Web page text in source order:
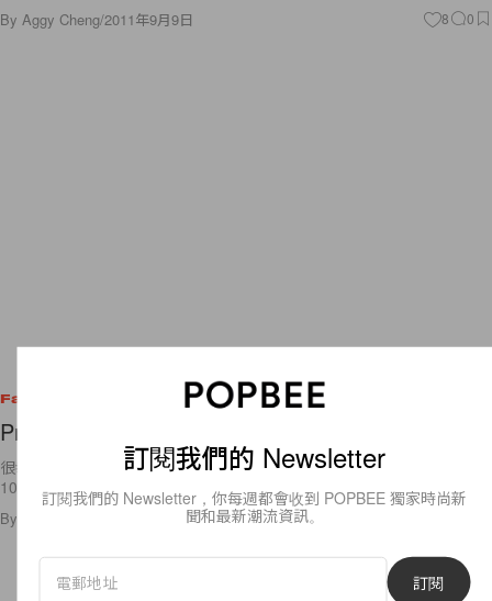
By Aggy Cheng/2011年9月9日 8 0
Fashion
Preen Pre-Fall 2011 Collection
很幸運地，我中秋假期要前往北京，看了一下氣象預報發現天氣居然只有
10幾度，好開心總算可以出動一些薄外套了！隨著 Fashion Week
By
訂閱我們的 Newsletter
訂閱我們的 Newsletter，你每週都會收到 POPBEE 獨家時尚新
聞和最新潮流資訊。
訂閱